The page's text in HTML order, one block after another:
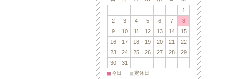
1
2
3 4 5 6 7
8
9
10 11 12 13 14
15
16
17 18 19 20 21
22
23
24 25 26 27 28
29
30
31
■今日 ■定休日